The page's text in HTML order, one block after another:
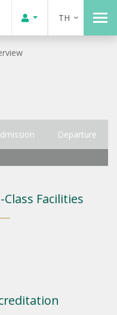
TH
Departure
Facilities